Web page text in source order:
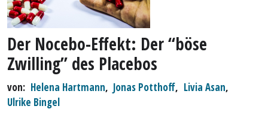
Der Nocebo-Effekt: Der “böse
Zwilling” des Placebos
von Helena Hartmann, Jonas Potthoff, Livia Asan,
Ulrike Bingel